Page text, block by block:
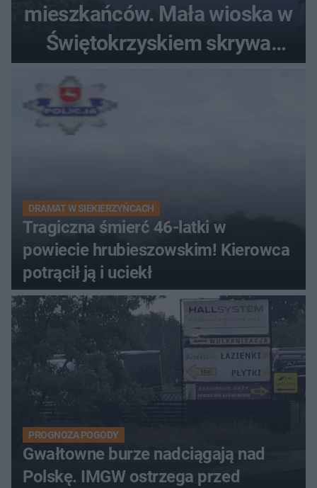
mieszkańców. Mała wioska w
Świętokrzyskiem skrywa
zabytki, bywał tu nawet król
DRAMAT W SIEKIERZYŃCACH
Tragiczna śmierć 46-latki w
powiecie hrubieszowskim! Kierowca
potrącił ją i uciekł
PROGNOZA POGODY
Gwałtowne burze nadciągają nad
Polskę. IMGW ostrzega przed